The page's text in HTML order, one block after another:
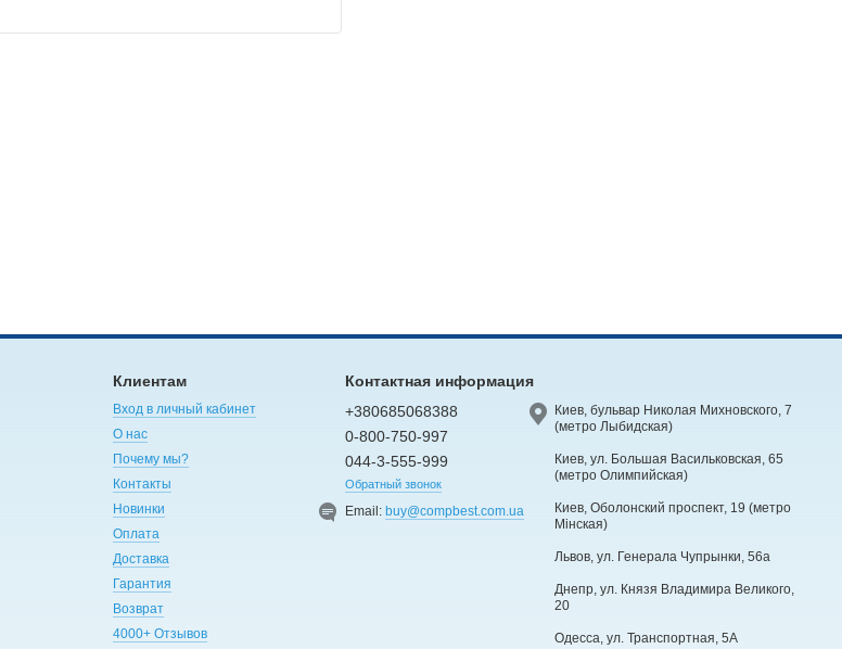
Клиентам
Вход в личный кабинет
О нас
Почему мы?
Контакты
Новинки
Оплата
Доставка
Гарантия
Возврат
4000+ Отзывов
Контактная информация
+380685068388
0-800-750-997
044-3-555-999
Обратный звонок
Email:buy@compbest.com.ua
Киев, бульвар Николая Михновского, 7
(метро Лыбидская)
Киев, ул. Большая Васильковская, 65
(метро Олимпийская)
Киев, Оболонский проспект, 19 (метро
Мінская)
Львов, ул. Генерала Чупрынки, 56а
Днепр, ул. Князя Владимира Великого,
20
Одесса, ул. Транспортная, 5А